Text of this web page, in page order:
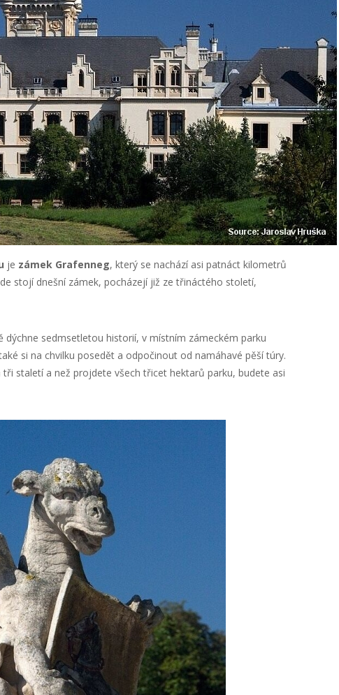
je zámek Grafenneg, který se nachází asi patnáct kilometrů
stojí dnešní zámek, pocházejí již ze třináctého století,
dýchne sedmsetletou historií, v místním zámeckém parku
si na chvilku posedět a odpočinout od namáhavé pěší túry.
staletí a než projdete všech třicet hektarů parku, budete asi